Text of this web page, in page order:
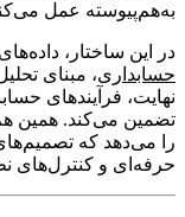
به‌هم‌پیوسته عمل
در این ساختار،
حسابداری، مبنای
نهایت، فرآیندهای
تضمین می‌کند. همین
را می‌دهد که
حرفه‌ای و کنترل‌های